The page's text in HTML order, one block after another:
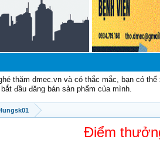
thăm dmec.vn và có thắc mắc, bạn có
đầu đăng bán sản phẩm của mình.
Điểm